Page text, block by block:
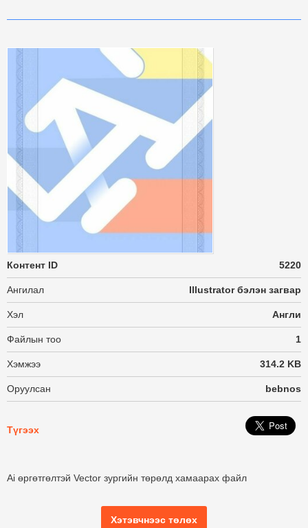
Контент ID 5220
Ангилал Illustrator бэлэн загвар
Хэл Англи
Файлын тоо 1
Хэмжээ 314.2 KB
Оруулсан bebnos
Түгээх
Ai өргөтгөлтэй Vector зургийн төрөлд хамаарах файл
Хэтэвчнээс төлөх